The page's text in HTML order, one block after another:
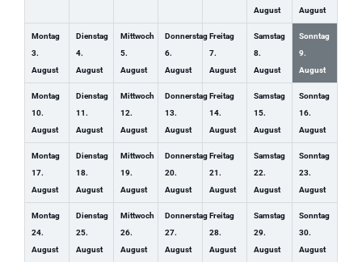
August
August
Montag
3.
August
Dienstag
4.
August
Mittwoch
5.
August
Donnerstag
6.
August
Freitag
7.
August
Samstag
8.
August
Sonntag
9.
August
Montag
10.
August
Dienstag
11.
August
Mittwoch
12.
August
Donnerstag
13.
August
Freitag
14.
August
Samstag
15.
August
Sonntag
16.
August
Montag
17.
August
Dienstag
18.
August
Mittwoch
19.
August
Donnerstag
20.
August
Freitag
21.
August
Samstag
22.
August
Sonntag
23.
August
Montag
24.
August
Dienstag
25.
August
Mittwoch
26.
August
Donnerstag
27.
August
Freitag
28.
August
Samstag
29.
August
Sonntag
30.
August